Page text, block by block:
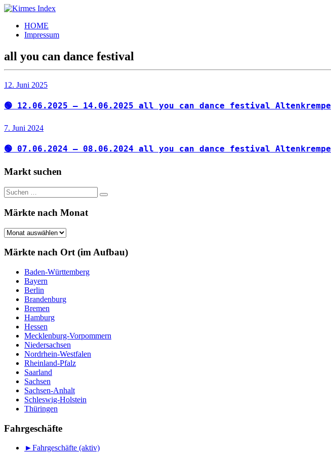
Zum
springen
Kirmes
Index
Tourpläne
der
letzten
Jahre
HOME
Impressum
all you can dance festival
12. Juni 2025
🟢 12.06.2025 – 14.06.2025 all you can dance festival Altenkrempe
7. Juni 2024
🟢 07.06.2024 – 08.06.2024 all you can dance festival Altenkrempe
Markt suchen
Suchen
nach:
Suchen
Märkte nach Monat
Märkte
Monat
Märkte nach Ort (im Aufbau)
Baden-Württemberg
Bayern
Berlin
Brandenburg
Bremen
Hamburg
Hessen
Mecklenburg-Vorpommern
Niedersachsen
Nordrhein-Westfalen
Rheinland-Pfalz
Saarland
Sachsen
Sachsen-Anhalt
Schleswig-Holstein
Thüringen
Fahrgeschäfte
►Fahrgeschäfte (aktiv)